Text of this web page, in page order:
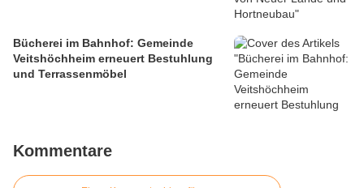
Bücherei im Bahnhof: Gemeinde
Veitshöchheim erneuert Bestuhlung
und Terrassenmöbel
Kommentare